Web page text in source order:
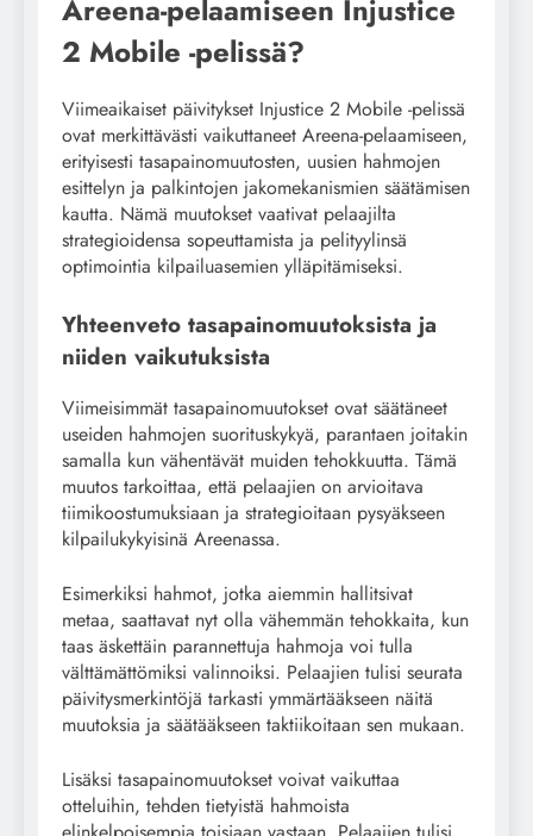
Areena-pelaamiseen Injustice
2 Mobile -pelissä?
Viimeaikaiset päivitykset Injustice 2 Mobile -pelissä
ovat merkittävästi vaikuttaneet Areena-pelaamiseen,
erityisesti tasapainomuutosten, uusien hahmojen
esittelyn ja palkintojen jakomekanismien säätämisen
kautta. Nämä muutokset vaativat pelaajilta
strategioidensa sopeuttamista ja pelityylinsä
optimointia kilpailuasemien ylläpitämiseksi.
Yhteenveto tasapainomuutoksista ja
niiden vaikutuksista
Viimeisimmät tasapainomuutokset ovat säätäneet
useiden hahmojen suorituskykyä, parantaen joitakin
samalla kun vähentävät muiden tehokkuutta. Tämä
muutos tarkoittaa, että pelaajien on arvioitava
tiimikoostumuksiaan ja strategioitaan pysyäkseen
kilpailukykyisinä Areenassa.
Esimerkiksi hahmot, jotka aiemmin hallitsivat
metaa, saattavat nyt olla vähemmän tehokkaita, kun
taas äskettäin parannettuja hahmoja voi tulla
välttämättömiksi valinnoiksi. Pelaajien tulisi seurata
päivitysmerkintöjä tarkasti ymmärtääkseen näitä
muutoksia ja säätääkseen taktiikoitaan sen mukaan.
Lisäksi tasapainomuutokset voivat vaikuttaa
otteluihin, tehden tietyistä hahmoista